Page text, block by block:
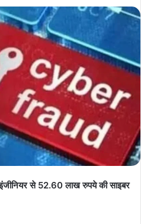
से 52.60 लाख रुपये की साइबर